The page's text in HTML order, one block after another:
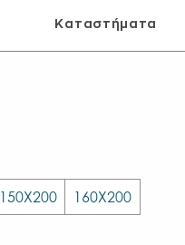
Καταστήματα
150Χ200
160Χ200